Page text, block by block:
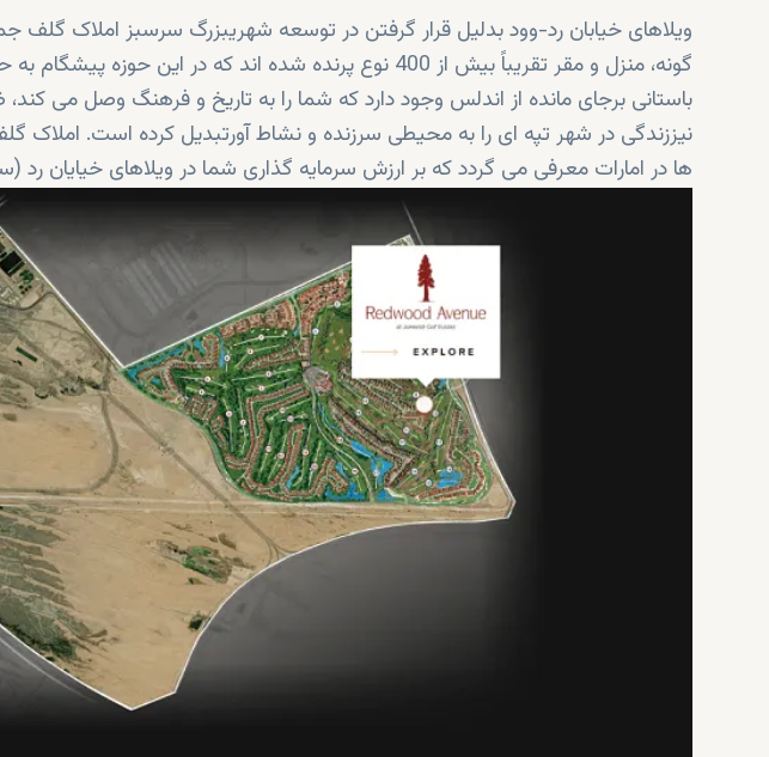
ویلاهای خیابان رد-وود بدلیل قرار گرفتن در توسعه شهریبزرگ سرسبز املاک
نیززندگی در شهر تپه ای را به محیطی سرزنده و نشاط آورتبدیل کرده است. املاک
ها در امارات معرفی می گردد که بر ارزش سرمایه گذاری شما در ویلاهای خیایان رد